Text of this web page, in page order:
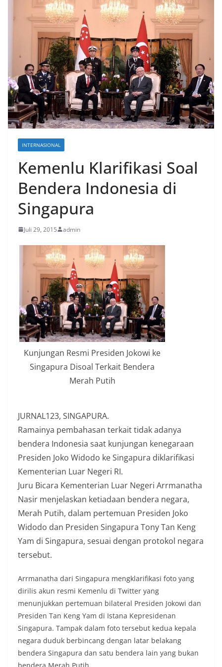
INTERNASIONAL
Kemenlu Klarifikasi Soal
Bendera Indonesia di
Singapura
Juli 29, 2015 admin
Kunjungan Resmi Presiden Jokowi ke
Singapura Disoal Terkait Bendera
Merah Putih
JURNAL123, SINGAPURA.
Ramainya pembahasan terkait tidak adanya
bendera Indonesia saat kunjungan kenegaraan
Presiden Joko Widodo ke Singapura diklarifikasi
Kementerian Luar Negeri RI.
Juru Bicara Kementerian Luar Negeri Arrmanatha
Nasir menjelaskan ketiadaan bendera negara,
Merah Putih, dalam pertemuan Presiden Joko
Widodo dan Presiden Singapura Tony Tan Keng
Yam di Singapura, sesuai dengan protokol negara
tersebut.
Arrmanatha dari Singapura mengklarifikasi foto yang
dirilis akun resmi Kemenlu di Twitter yang
menunjukkan pertemuan bilateral Presiden Jokowi dan
Presiden Tan Keng Yam di Istana Kepresidenan
Singapura. Tampak dalam foto tersebut kedua kepala
negara duduk berbincang dengan latar belakang
bendera Singapura dan satu bendera lain yang bukan